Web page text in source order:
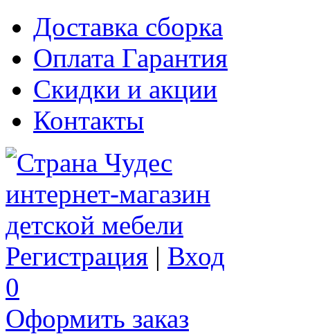
Доставка сборка
Оплата Гарантия
Скидки и акции
Контакты
Регистрация | Вход
0
Оформить заказ